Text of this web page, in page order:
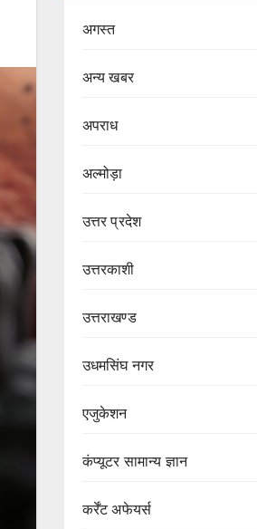
अगस्त
अन्य खबर
अपराध
अल्मोड़ा
उत्तर प्रदेश
उत्तरकाशी
उत्तराखण्ड
उधमसिंघ नगर
एजुकेशन
कंप्यूटर सामान्य ज्ञान
कर्रेंट अफेयर्स